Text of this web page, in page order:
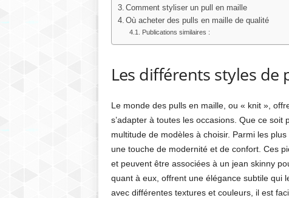
Comment styliser un pull en maille
Où acheter des pulls en maille de qualité
Publications similaires :
Les différents styles de
Le monde des pulls en maille, ou « knit »,
s’adapter à toutes les occasions. Que ce
multitude de modèles à choisir. Parmi les
une touche de modernité et de confort. Ces
et peuvent être associées à un jean skinny
quant à eux, offrent une élégance subtile qui
avec différentes textures et couleurs, il est